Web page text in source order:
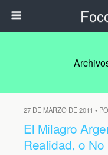
27 DE MARZO DE 2011 •
El Milagro
Realidad, o